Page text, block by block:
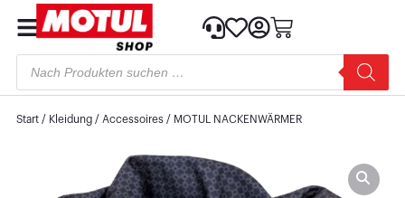
Start/ Kleidung/ Accessoires/ MOTUL NACKENWÄRMER